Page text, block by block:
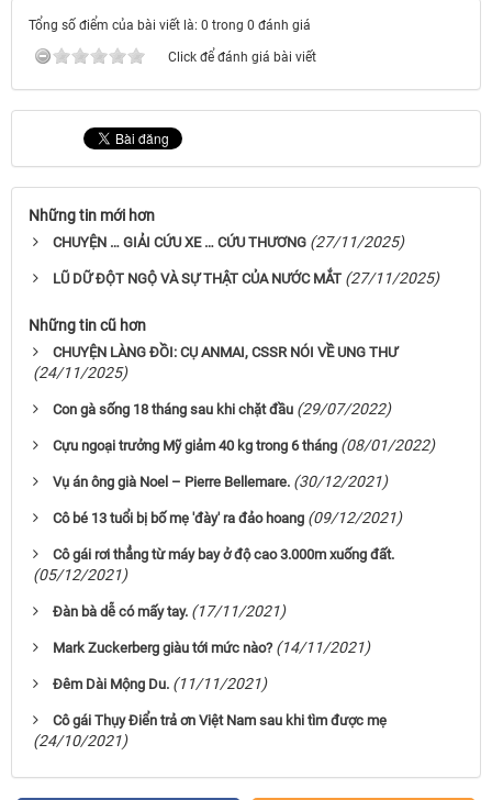
Tổng số điểm của bài viết là: 0 trong 0 đánh giá
Click để đánh giá bài viết
Những tin mới hơn
CHUYỆN … GIẢI CỨU XE … CỨU THƯƠNG (27/11/2025)
LŨ DỮ ĐỘT NGỘ VÀ SỰ THẬT CỦA NƯỚC MẮT (27/11/2025)
Những tin cũ hơn
CHUYỆN LÀNG ĐỒI: CỤ ANMAI, CSSR NÓI VỀ UNG THƯ
(24/11/2025)
Con gà sống 18 tháng sau khi chặt đầu (29/07/2022)
Cựu ngoại trưởng Mỹ giảm 40 kg trong 6 tháng (08/01/2022)
Vụ án ông già Noel – Pierre Bellemare. (30/12/2021)
Cô bé 13 tuổi bị bố mẹ 'đày' ra đảo hoang (09/12/2021)
Cô gái rơi thẳng từ máy bay ở độ cao 3.000m xuống đất.
(05/12/2021)
Đàn bà dễ có mấy tay. (17/11/2021)
Mark Zuckerberg giàu tới mức nào? (14/11/2021)
Ðêm Dài Mộng Du. (11/11/2021)
Cô gái Thụy Điển trả ơn Việt Nam sau khi tìm được mẹ
(24/10/2021)